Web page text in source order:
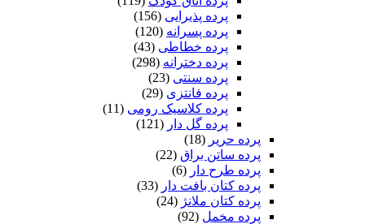
پرده پذیرایی (156)
پرده پسرانه (120)
پرده خطاطی (43)
پرده دخترانه (298)
پرده سنتی (23)
پرده فانتزی (29)
پرده کلاسیک رومی (11)
پرده گل دار
پرده حریر
پرده ساتن براق (22)
پرده طرح دار
پرده کتان بافت دار
پرده کتان ملانژ (24)
پرده مخمل (92)